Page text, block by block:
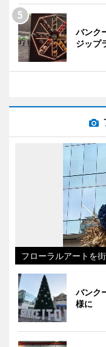
バンク
ジップ
フローラルアートを
バンク
様に